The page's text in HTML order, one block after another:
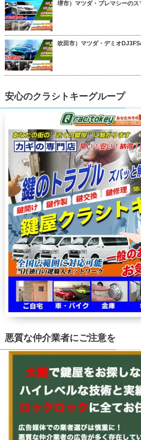
堺市）マツダ・プレマシーの
吹田市）マツダ・デミオ
安心のクラシトキーグループ
悪質な仲介業者にご注意を